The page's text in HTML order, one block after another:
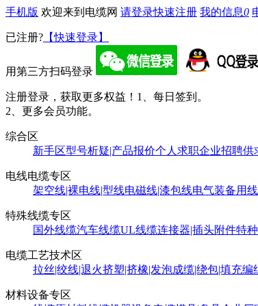
手机版 欢迎来到电缆网 请登录快速注册 我的信息0
已注册? 【快速登录】
用第三方扫码登录
注册登录，获取更多权益！ 1、每日签到。
2、更多会员功能。
综合区
新手区型号析疑|产品报价个人求职企业招聘供
电线电缆专区
架空线|裸电线|型线电磁线|漆包线电气装备用
特殊线缆专区
国外线缆汽车线缆UL线缆连接器|插头附件特
电缆工艺技术区
拉丝|绞线|退火挤塑|挤橡|发泡成缆|绕包|填充编
材料设备专区